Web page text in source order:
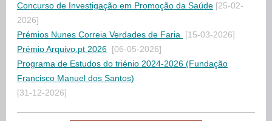
Concurso de Investigação em Promoção da Saúde [25-02-
2026]
Prémios Nunes Correia Verdades de Faria
[15-03-2026]
Prémio Arquivo.pt 2026 [06-05-2026]
Programa de Estudos do triénio 2024-2026 (Fundação
Francisco Manuel dos Santos)
[31-12-2026]